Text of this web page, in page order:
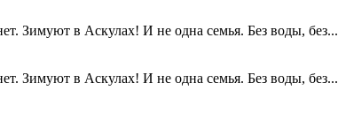
Зимуют в Аскулах! И не одна семья. Без воды, без...
Зимуют в Аскулах! И не одна семья. Без воды, без...